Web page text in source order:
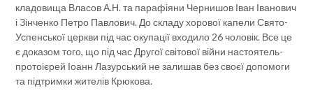
кладовища Власов А.Н. та парафіяни Чернишов Іван Іванович
і Зінченко Петро Павлович. До складу хорової капели Свято-
Успенської церкви під час окупації входило 26 чоловік. Все це
є доказом того, що під час Другої світової війни настоятель-
протоієрей Іоанн Лазурський не залишав без своєї допомоги
та підтримки жителів Крюкова.